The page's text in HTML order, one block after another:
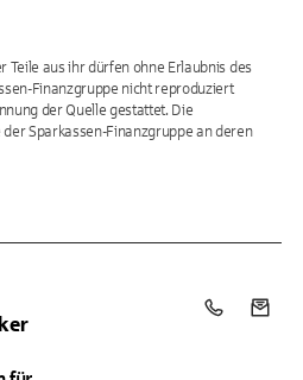
aus ihr dürfen ohne Erlaubnis des
Finanzgruppe nicht reproduziert
der Quelle gestattet. Die
Sparkassen-Finanzgruppe an deren
Telefon:
E-